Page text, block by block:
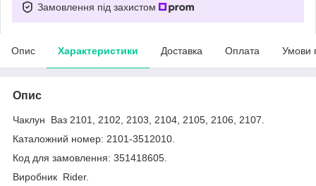
Замовлення під захистом
Опис Характеристики Доставка Оплата Умови
Опис
Чаклун Ваз 2101, 2102, 2103, 2104, 2105, 2106, 2107.
Каталожний номер: 2101-3512010.
Код для замовлення: 351418605.
Виробник Rider.